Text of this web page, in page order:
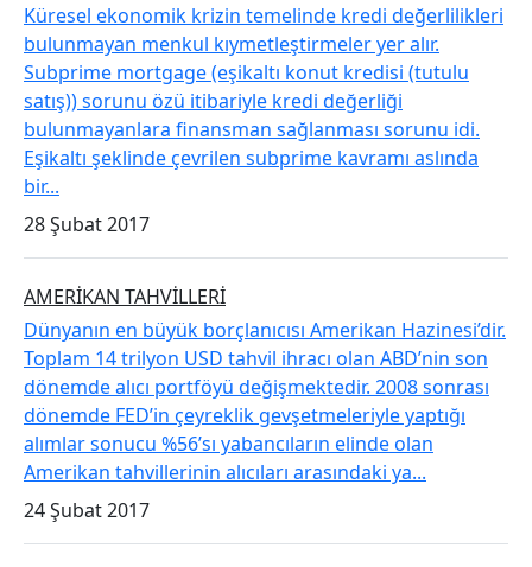
Küresel ekonomik krizin temelinde kredi değerlilikleri
bulunmayan menkul kıymetleştirmeler yer alır.
Subprime mortgage (eşikaltı konut kredisi (tutulu
satış)) sorunu özü itibariyle kredi değerliği
bulunmayanlara finansman sağlanması sorunu idi.
Eşikaltı şeklinde çevrilen subprime kavramı aslında
bir...
28 Şubat 2017
​AMERİKAN TAHVİLLERİ
Dünyanın en büyük borçlanıcısı Amerikan Hazinesi’dir.
Toplam 14 trilyon USD tahvil ihracı olan ABD’nin son
dönemde alıcı portföyü değişmektedir. 2008 sonrası
dönemde FED’in çeyreklik gevşetmeleriyle yaptığı
alımlar sonucu %56’sı yabancıların elinde olan
Amerikan tahvillerinin alıcıları arasındaki ya...
24 Şubat 2017